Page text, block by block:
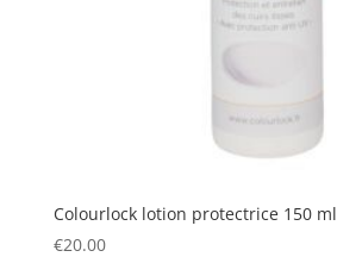
Colourlock lotion protectrice 150 ml
€20.00